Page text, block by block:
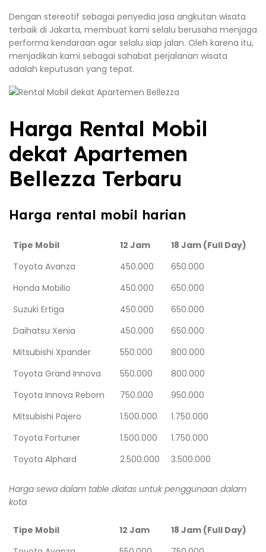
Dengan stereotif sebagai penyedia jasa angkutan wisata
terbaik di Jakarta, membuat kami selalu berusaha menjaga
performa kendaraan agar selalu siap jalan. Oleh karena itu,
menjadikan kami sebagai sahabat perjalanan wisata
adalah keputusan yang tepat.
Harga Rental Mobil
dekat Apartemen
Bellezza Terbaru
Harga rental mobil harian
Tipe Mobil 12 Jam
18 Jam (Full Day)
Toyota Avanza
450.000
650.000
Honda Mobilio
450.000
650.000
Suzuki Ertiga
450.000
650.000
Daihatsu Xenia
450.000
650.000
Mitsubishi Xpander
550.000
800.000
Toyota Grand Innova
550.000
800.000
Toyota Innova Reborn
750.000
950.000
Mitsubishi Pajero
1.500.000
1.750.000
Toyota Fortuner
1.500.000
1.750.000
Toyota Alphard
2.500.000 3.500.000
Harga sewa dalam table diatas untuk penggunaan dalam
kota
Tipe Mobil 12 Jam
18 Jam (Full Day)